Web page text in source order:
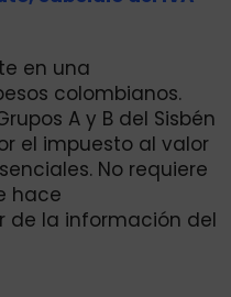
en una
colombianos.
A y B del Sisbén
el impuesto al valor
No requiere
hace
la información del